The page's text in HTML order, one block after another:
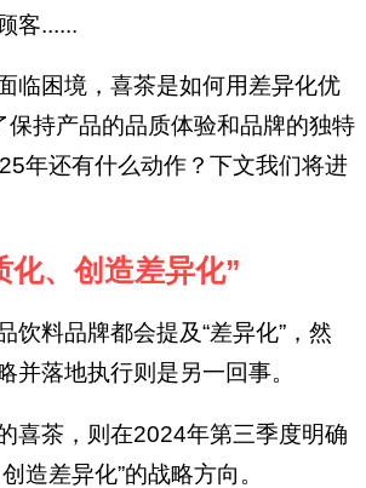
客......
临困境，喜茶是如何用差异化优
保持产品的品质体验和品牌的独特
年还有什么动作？下文我们将进
化、创造差异化”
饮料品牌都会提及“差异化”，然
并落地执行则是另一回事。
喜茶，则在2024年第三季度明确
造差异化”的战略方向。